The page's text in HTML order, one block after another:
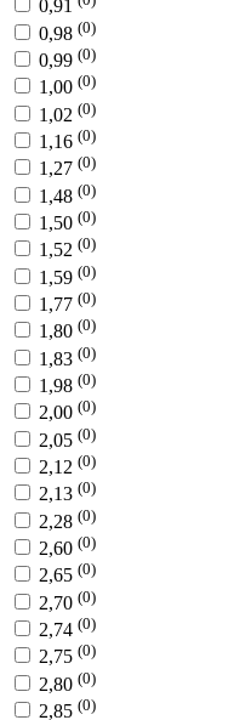
0,91
0,98 (0)
0,99 (0)
1,00 (0)
1,02 (0)
1,16 (0)
1,27 (0)
1,48 (0)
1,50 (0)
1,52 (0)
1,59 (0)
1,77 (0)
1,80 (0)
1,83 (0)
1,98 (0)
2,00 (0)
2,05 (0)
2,12 (0)
2,13 (0)
2,28 (0)
2,60 (0)
2,65 (0)
2,70 (0)
2,74 (0)
2,75 (0)
2,80 (0)
2,85 (0)